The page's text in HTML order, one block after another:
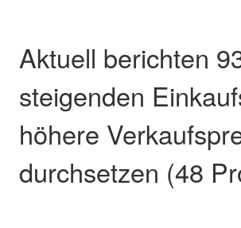
Aktuell berichten
steigenden
höhere
durchsetzen (48